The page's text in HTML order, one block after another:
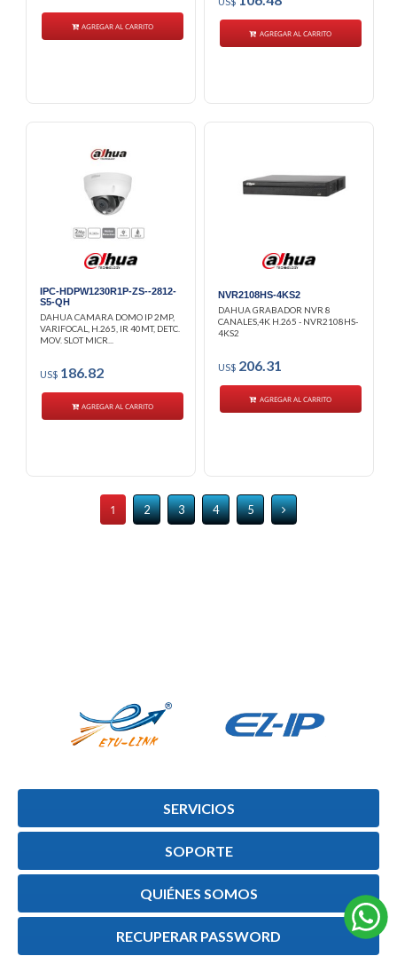
AGREGAR AL CARRITO
AGREGAR AL CARRITO
IPC-HDPW1230R1P-ZS--2812-
S5-QH
DAHUA CAMARA DOMO IP 2MP,
VARIFOCAL, H.265, IR 40MT, DETC.
MOV. SLOT MICR...
US$ 186.82
AGREGAR AL CARRITO
NVR2108HS-4KS2
DAHUA GRABADOR NVR 8
CANALES,4K H.265 - NVR2108HS-
4KS2
US$206.31
AGREGAR AL CARRITO
1 2 3 4 5
SERVICIOS
SOPORTE
QUIÉNES SOMOS
RECUPERAR PASSWORD